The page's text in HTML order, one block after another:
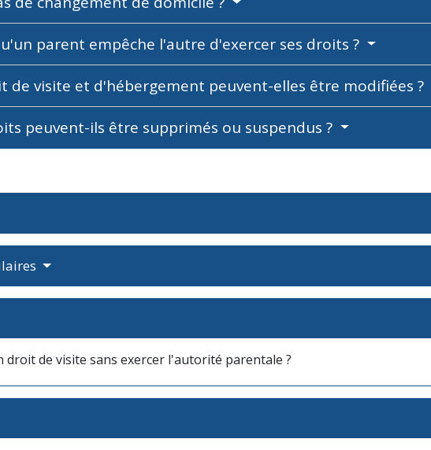
parent empêche l'autre d'exercer ses droits ?
de visite et d'hébergement peuvent-elles être modifiées ?
peuvent-ils être supprimés ou suspendus ?
de visite sans exercer l'autorité parentale ?